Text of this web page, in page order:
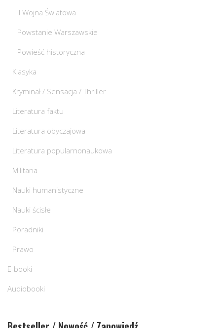
II Wojna Światowa
Powstanie Warszawskie
Powieść historyczna
Klasyka
Kryminał / Sensacja / Thriller
Literatura faktu
Literatura obyczajowa
Literatura popularnonaukowa
Militaria
Nauki humanistyczne
Nauki ścisłe
Poradniki
Prawo
E-booki
Audiobooki